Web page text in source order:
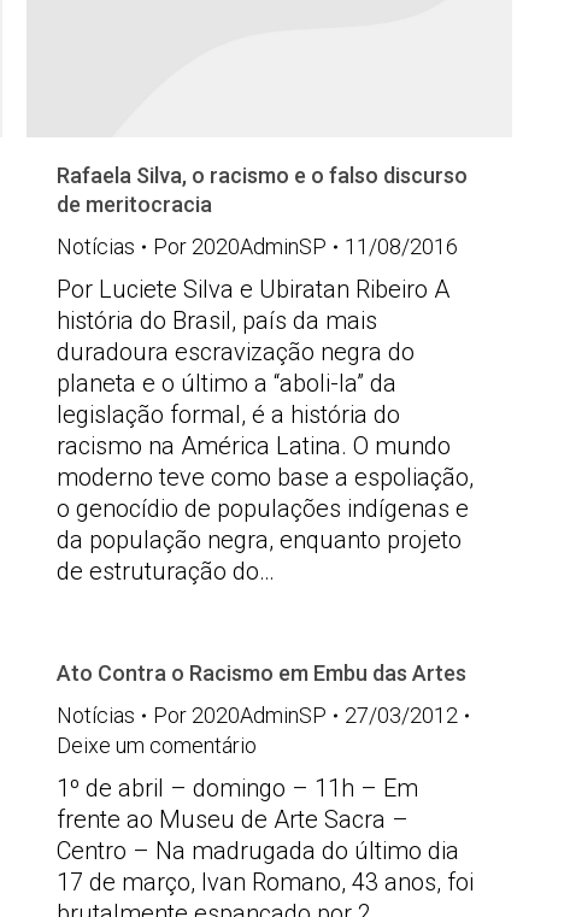
Rafaela Silva, o racismo e o falso discurso
de meritocracia
Notícias
Por 2020AdminSP 11/08/2016
Por Luciete Silva e Ubiratan Ribeiro A
história do Brasil, país da mais
duradoura escravização negra do
planeta e o último a “aboli-la” da
legislação formal, é a história do
racismo na América Latina. O mundo
moderno teve como base a espoliação,
o genocídio de populações indígenas e
da população negra, enquanto projeto
de estruturação do…
Ato Contra o Racismo em Embu das Artes
Notícias
Por 2020AdminSP
27/03/2012
Deixe um comentário
1º de abril – domingo – 11h – Em
frente ao Museu de Arte Sacra –
Centro – Na madrugada do último dia
17 de março, Ivan Romano, 43 anos, foi